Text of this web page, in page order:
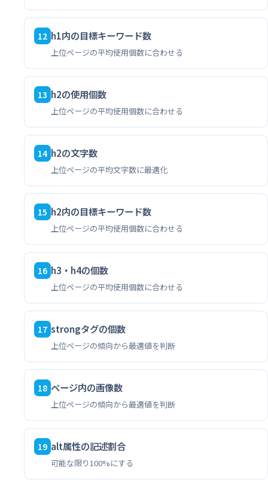
12 h1内の目標キーワード数
上位ページの平均使用個数に合わせる
13 h2の使用個数
上位ページの平均使用個数に合わせる
14 h2の文字数
上位ページの平均文字数に最適化
15 h2内の目標キーワード数
上位ページの平均使用個数に合わせる
16 h3・h4の個数
上位ページの平均使用個数に合わせる
17 strongタグの個数
上位ページの傾向から最適値を判断
18 ページ内の画像数
上位ページの傾向から最適値を判断
19 alt属性の記述割合
可能な限り100%にする